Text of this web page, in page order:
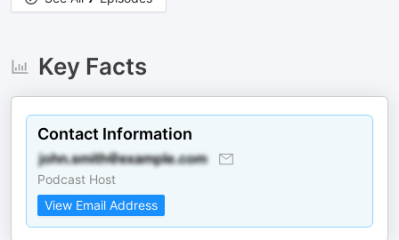
Key Facts
Contact Information
Podcast Host
View Email Address